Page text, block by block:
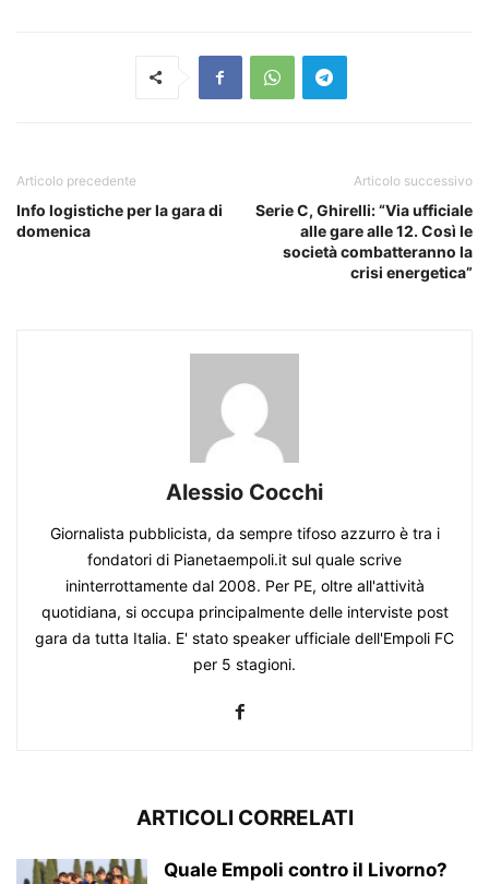
Articolo precedente
Info logistiche per la gara di
domenica
Articolo successivo
Serie C, Ghirelli: “Via ufficiale
alle gare alle 12. Così le
società combatteranno la
crisi energetica”
Alessio Cocchi
Giornalista pubblicista, da sempre tifoso azzurro è tra i
fondatori di Pianetaempoli.it sul quale scrive
ininterrottamente dal 2008. Per PE, oltre all'attività
quotidiana, si occupa principalmente delle interviste post
gara da tutta Italia. E' stato speaker ufficiale dell'Empoli FC
per 5 stagioni.
ARTICOLI CORRELATI
Quale Empoli contro il Livorno?